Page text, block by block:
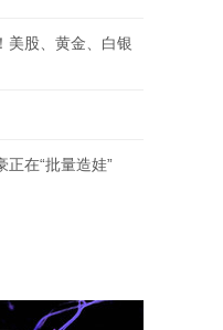
美股、黄金、白银
在“批量造娃”